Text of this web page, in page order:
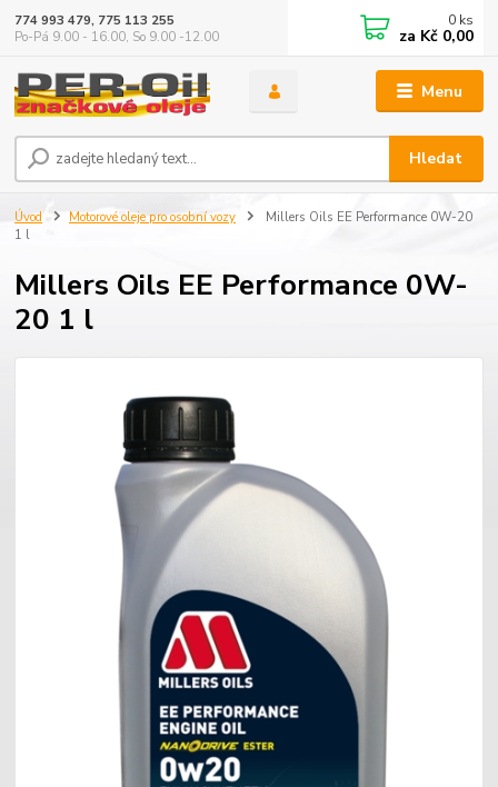
Menu
Hledat
774 993 479, 775 113 255
Po-Pá 9.00 - 16.00, So 9.00 -12.00
0 ks
za Kč 0,00
Úvod Motorové oleje pro osobní vozy
Millers Oils EE Performance 0W-20
1 l
Millers Oils EE Performance 0W-
20 1 l